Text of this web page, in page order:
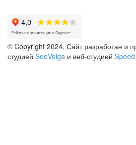
© Copyright 2024. Сайт разработан и
студией SeoVolga и веб-студией